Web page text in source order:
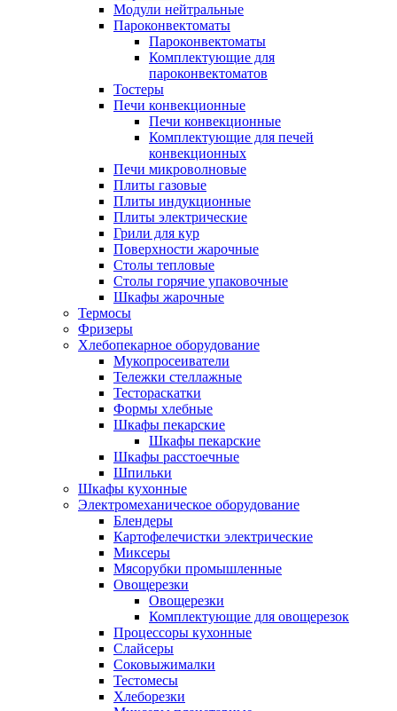
Модули нейтральные
Пароконвектоматы
Пароконвектоматы
Комплектующие для
пароконвектоматов
Тостеры
Печи конвекционные
Печи конвекционные
Комплектующие для печей
конвекционных
Печи микроволновые
Плиты газовые
Плиты индукционные
Плиты электрические
Грили для кур
Поверхности жарочные
Столы тепловые
Столы горячие упаковочные
Шкафы жарочные
Термосы
Фризеры
Хлебопекарное оборудование
Мукопросеиватели
Тележки стеллажные
Тестораскатки
Формы хлебные
Шкафы пекарские
Шкафы пекарские
Шкафы расстоечные
Шпильки
Шкафы кухонные
Электромеханическое оборудование
Блендеры
Картофелечистки электрические
Миксеры
Мясорубки промышленные
Овощерезки
Овощерезки
Комплектующие для овощерезок
Процессоры кухонные
Слайсеры
Соковыжималки
Тестомесы
Хлеборезки